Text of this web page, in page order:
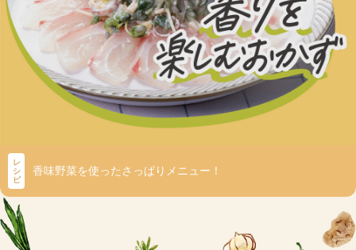
レ
シ
ピ
香味野菜を使ったさっぱりメニュー！